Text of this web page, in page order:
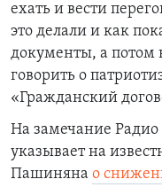
ехать и вести
это делали и как
документы, а потом
говорить о
«Гражданский
На замечание
указывает на
Пашиняна о